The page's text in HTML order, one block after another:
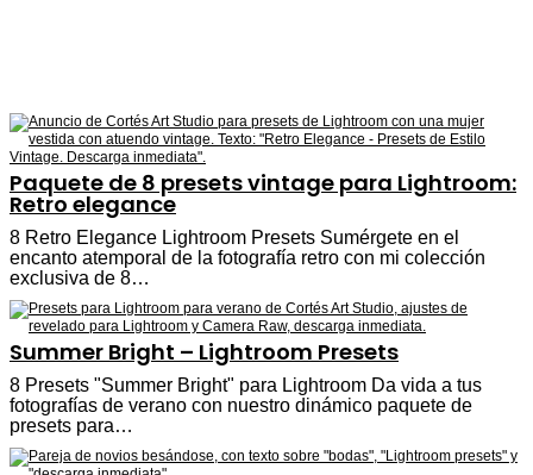
Paquete de 8 presets vintage para Lightroom:
Retro elegance
8 Retro Elegance Lightroom Presets Sumérgete en el
encanto atemporal de la fotografía retro con mi colección
exclusiva de 8…
Summer Bright – Lightroom Presets
8 Presets "Summer Bright" para Lightroom Da vida a tus
fotografías de verano con nuestro dinámico paquete de
presets para…